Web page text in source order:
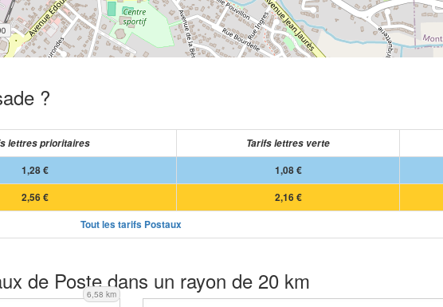
?
lettres prioritaires Tarifs lettres verte
1,28 € 1,08 €
2,56 € 2,16 €
Tout les tarifs Postaux
de Poste dans un rayon de 20 km
6,58 km